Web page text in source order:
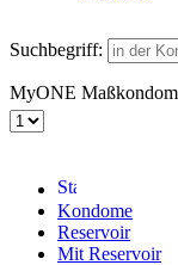
Suchbegriff:
MyONE
Kondome
Reservoir
Mit Reservoir